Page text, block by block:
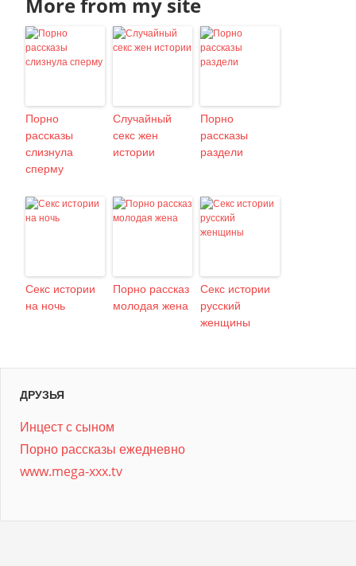
Порно
рассказы
слизнула
сперму
Случайный
секс жен
истории
Порно
рассказы
раздели
Секс истории
на ночь
Порно рассказ
молодая жена
Секс истории
русский
женщины
ДРУЗЬЯ
Инцест с сыном
Порно рассказы ежедневно
www.mega-xxx.tv